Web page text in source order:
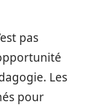
pas
Les
pour